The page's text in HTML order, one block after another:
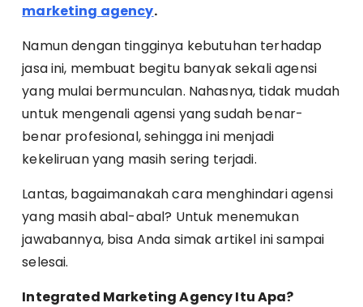
marketing agency.
Namun dengan tingginya kebutuhan terhadap
jasa ini, membuat begitu banyak sekali agensi
yang mulai bermunculan. Nahasnya, tidak mudah
untuk mengenali agensi yang sudah benar-
benar profesional, sehingga ini menjadi
kekeliruan yang masih sering terjadi.
Lantas, bagaimanakah cara menghindari agensi
yang masih abal-abal? Untuk menemukan
jawabannya, bisa Anda simak artikel ini sampai
selesai.
Integrated Marketing Agency Itu Apa?